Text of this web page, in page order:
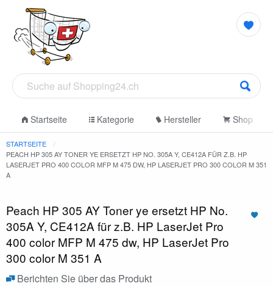
Startseite Kategorie Hersteller Shop
STARTSEITE
PEACH HP 305 AY TONER YE ERSETZT HP NO. 305A Y, CE412A FÜR Z.B. HP
LASERJET PRO 400 COLOR MFP M 475 DW, HP LASERJET PRO 300 COLOR M 351
A
Peach HP 305 AY Toner ye ersetzt HP No.
305A Y, CE412A für z.B. HP LaserJet Pro
400 color MFP M 475 dw, HP LaserJet Pro
300 color M 351 A
Berichten Sie über das Produkt